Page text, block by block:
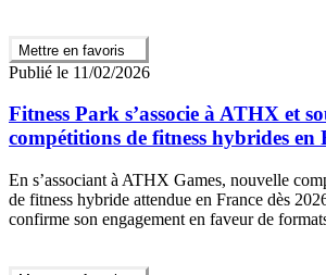
Mettre en favoris
Publié le 11/02/2026
Fitness Park s’associe à ATHX et
compétitions de fitness hybrides en
En s’associant à ATHX Games, nouvelle
de fitness hybride attendue en France dès
confirme son engagement en faveur de